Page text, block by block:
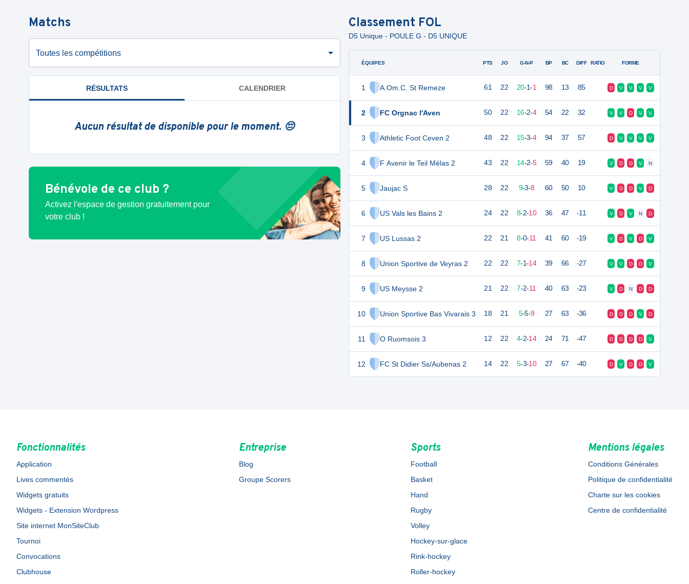
Matchs
Toutes les compétitions
RÉSULTATS CALENDRIER
Aucun résultat de disponible pour le moment. 😔
Bénévole de ce club ?
Activez l'espace de gestion gratuitement pour
votre club !
Classement FOL
D5 Unique - POULE G - D5 UNIQUE
ÉQUIPES
1 A.Om.C. St Remeze
2 FC Orgnac l'Aven
3 Athletic Foot Ceven 2
4 F Avenir le Teil Mélas 2
5 Jaujac S
6 US Vals les Bains 2
7 US Lussas 2
8 Union Sportive de Veyras 2
9 US Meysse 2
10 Union Sportive Bas Vivarais 3
11 O Ruomsois 3
12 FC St Didier Ss/Aubenas 2
PTS JO G-N-P BP BC DIFF RATIO FORME
61 22 20-1-1 98 13 85 D V V V V
50 22 16-2-4 54 22 32 V V D V V
48 22 15-3-4 94 37 57 D V V V V
43 22 14-2-5 59 40 19 V D D V N
28 22 9-3-8 60 50 10 V D D V D
24 22 8-2-10 36 47 -11 V D V N D
22 21 8-0-11 41 60 -19 V D V D V
22 22 7-1-14 39 66 -27 V V D D V
21 22 7-2-11 40 63 -23 V D N D D
18 21 5-5-9 27 63 -36 D D D V D
12 22 4-2-14 24 71 -47 D D D D V
14 22 5-3-10 27 67 -40 D V D D V
Fonctionnalités
Application
Lives commentés
Widgets gratuits
Widgets - Extension Wordpress
Site internet MonSiteClub
Tournoi
Convocations
Clubhouse
Entreprise
Blog
Groupe Scorers
Sports
Football
Basket
Hand
Rugby
Volley
Hockey-sur-glace
Rink-hockey
Roller-hockey
Mentions légales
Conditions Générales
Politique de confidentialité
Charte sur les cookies
Centre de confidentialité